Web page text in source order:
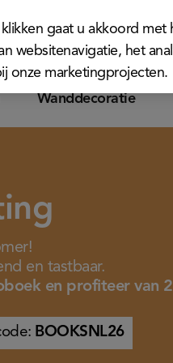
Wanddecoratie
en tastbaar.
en profiteer van
BOOKSNL26
gaat u akkoord met
websitenavigatie, het
onze marketingprojecten.